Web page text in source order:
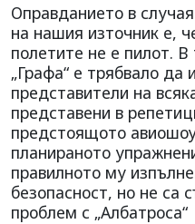
Оправданието в
на нашия източник е,
полетите не е пилот. В
„Графа“ е трябвало
представители на
представени в
предстоящото
планираното
правилното му
безопасност, но не са
проблем с „Албатроса“